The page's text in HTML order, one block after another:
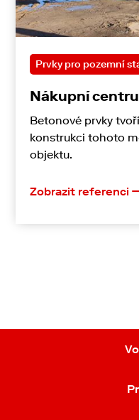
Prvky pro pozemní
Nákupní
Betonové prvky
konstrukci tohoto
objektu.
Zobrazit referenci